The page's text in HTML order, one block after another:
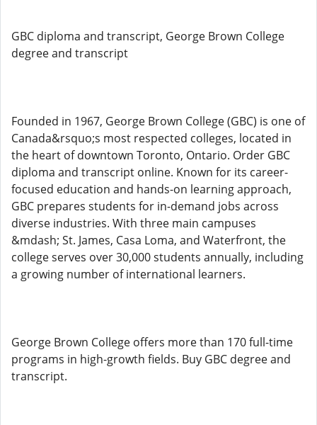
GBC diploma and transcript, George Brown College
degree and transcript
Founded in 1967, George Brown College (GBC) is one of
Canada&rsquo;s most respected colleges, located in
the heart of downtown Toronto, Ontario. Order GBC
diploma and transcript online. Known for its career-
focused education and hands-on learning approach,
GBC prepares students for in-demand jobs across
diverse industries. With three main campuses
&mdash; St. James, Casa Loma, and Waterfront, the
college serves over 30,000 students annually, including
a growing number of international learners.
George Brown College offers more than 170 full-time
programs in high-growth fields. Buy GBC degree and
transcript.